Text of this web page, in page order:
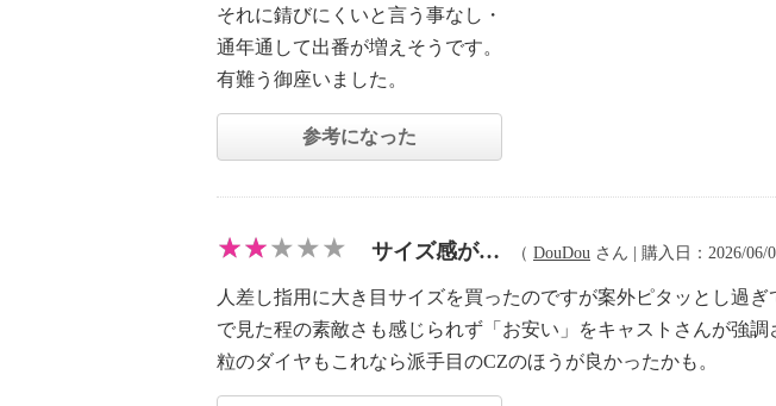
それに錆びにくいと言う事なし・
通年通して出番が増えそうです。
有難う御座いました。
参考になった
サイズ感が… （ DouDou さん | 購入日：2026/06/
人差し指用に大き目サイズを買ったのですが案外ピタッとし過
で見た程の素敵さも感じられず「お安い」をキャストさんが強
粒のダイヤもこれなら派手目のCZのほうが良かったかも。